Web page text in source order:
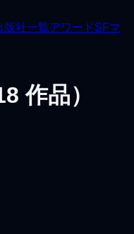
版社一覧アワードSFマ
作品）